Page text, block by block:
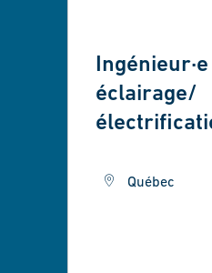
Ingénieur·e
éclairage/
Tramway
Québec